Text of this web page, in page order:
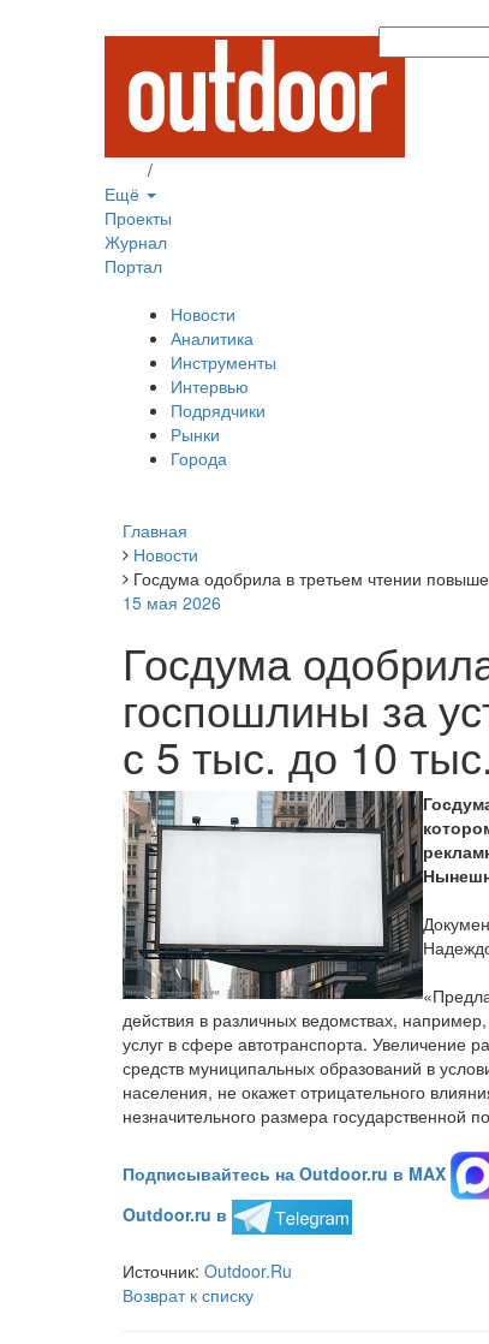
/
Ещё
Проекты
Журнал
Портал
Новости
Аналитика
Инструменты
Интервью
Подрядчики
Рынки
Города
Главная
Новости
Госдума одобрила в третьем чтении
15 мая 2026
Госдума
госпошлины за
с 5 тыс. до 10
действия в различных ведомствах,
услуг в сфере автотранспорта. Увеличение
средств муниципальных образований в
населения, не окажет отрицательного
незначительного размера государственной
Подписывайтесь на Outdoor.ru в MAX
Outdoor.ru в
Источник: Outdoor.Ru
Возврат к списку